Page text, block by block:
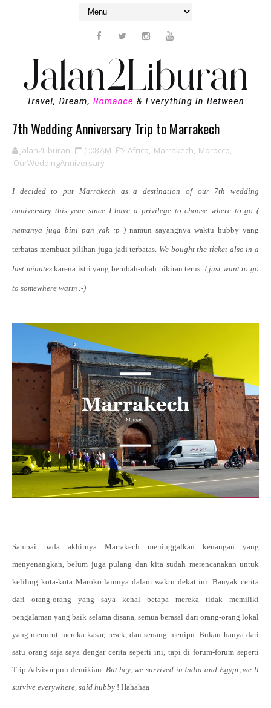
7th Wedding Anniversary Trip to Marrakech
Jalan2Liburan 1:08 AM Africa, Marrakech, Morocco,
OurWeddingAnniversary
I decided to put Marrakech as a destination of our 7th wedding
anniversary this year since I have a privilege to choose where to go (
namanya juga bini pan yak :p ) namun sayangnya waktu hubby yang
terbatas membuat pilihan juga jadi terbatas. We bought the ticket also in a
last minuteskarena istri yang berubah-ubah pikiran terus. I just want to go
to somewhere warm :-)
Sampai pada akhirnya Marrakech meninggalkan kenangan yang
menyenangkan, belum juga pulang dan kita sudah merencanakan untuk
keliling kota-kota Maroko lainnya dalam waktu dekat ini. Banyak cerita
dari orang-orang yang saya kenal betapa mereka tidak memiliki
pengalaman yang baik selama disana, semua berasal dari orang-orang lokal
yang menurut mereka kasar, resek, dan senang menipu. Bukan hanya dari
satu orang saja saya dengar cerita seperti ini, tapi di forum-forum seperti
Trip Advisor pun demikian. But hey, we survived in India and Egypt, we ll
survive everywhere, said hubby ! Hahahaa